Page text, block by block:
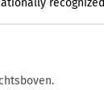
recognized